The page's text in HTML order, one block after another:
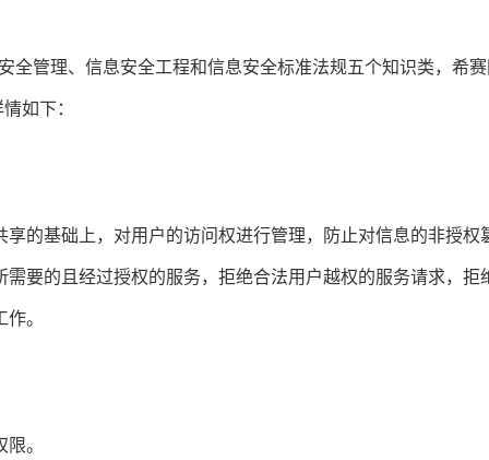
全管理、信息安全工程和信息安全标准法规五个知识类，希
如下：
的基础上，对用户的访问权进行管理，防止对信息的非授权
要的且经过授权的服务，拒绝合法用户越权的服务请求，拒
。
。